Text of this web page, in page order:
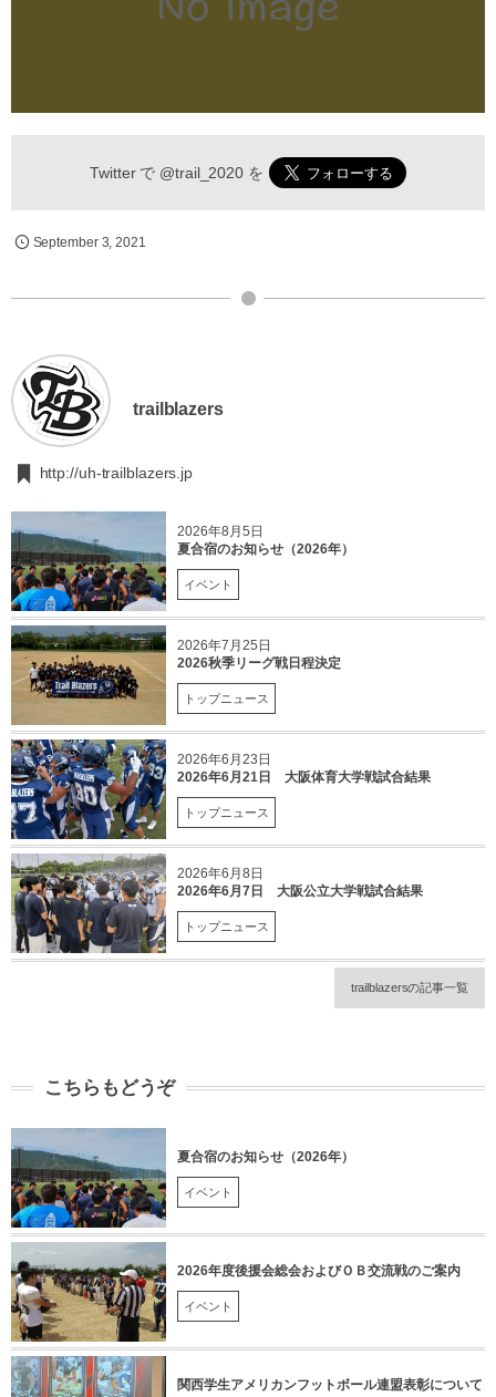
Twitter で @trail_2020 を
September 3,2021
trailblazers
http://uh-trailblazers.jp
2026年8月5日
夏合宿のお知らせ（2026年）
イベント
2026年7月25日
2026秋季リーグ戦日程決定
トップニュース
2026年6月23日
2026年6月21日 大阪体育大学戦試合結果
トップニュース
2026年6月8日
2026年6月7日 大阪公立大学戦試合結果
トップニュース
trailblazersの記事一覧
こちらもどうぞ
夏合宿のお知らせ（2026年）
イベント
2026年度後援会総会およびＯＢ交流戦のご案内
イベント
関西学生アメリカンフットボール連盟表彰について